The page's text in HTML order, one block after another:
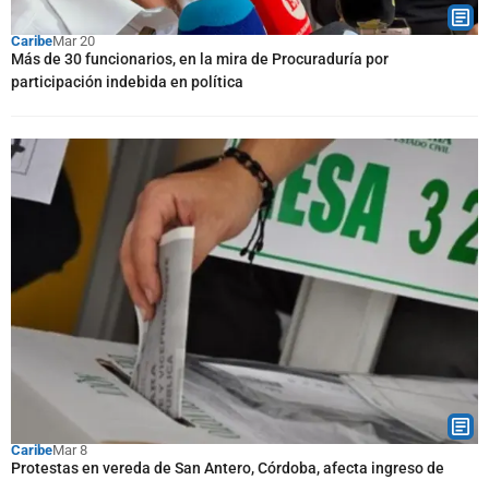
CaribeMar 20
Más de 30 funcionarios, en la mira de Procuraduría por
participación indebida en política
CaribeMar 8
Protestas en vereda de San Antero, Córdoba, afecta ingreso de